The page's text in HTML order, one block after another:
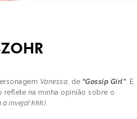
Vanessa , de “Gossip Girl”. E
reflete na minha opinião sobre o
a inveja! kkk)